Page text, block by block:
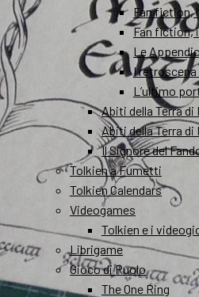
Fan fiction,
Fan fiction,
Le
I retroscena
L’ultimo
Abiti della Terra di
Abiti della Terra di
Il Signore del
Tolkien a Fumetti
Tolkien Calendars
Videogames
Tolkien e i
Librigame
Gioco di Ruolo
The One Ring